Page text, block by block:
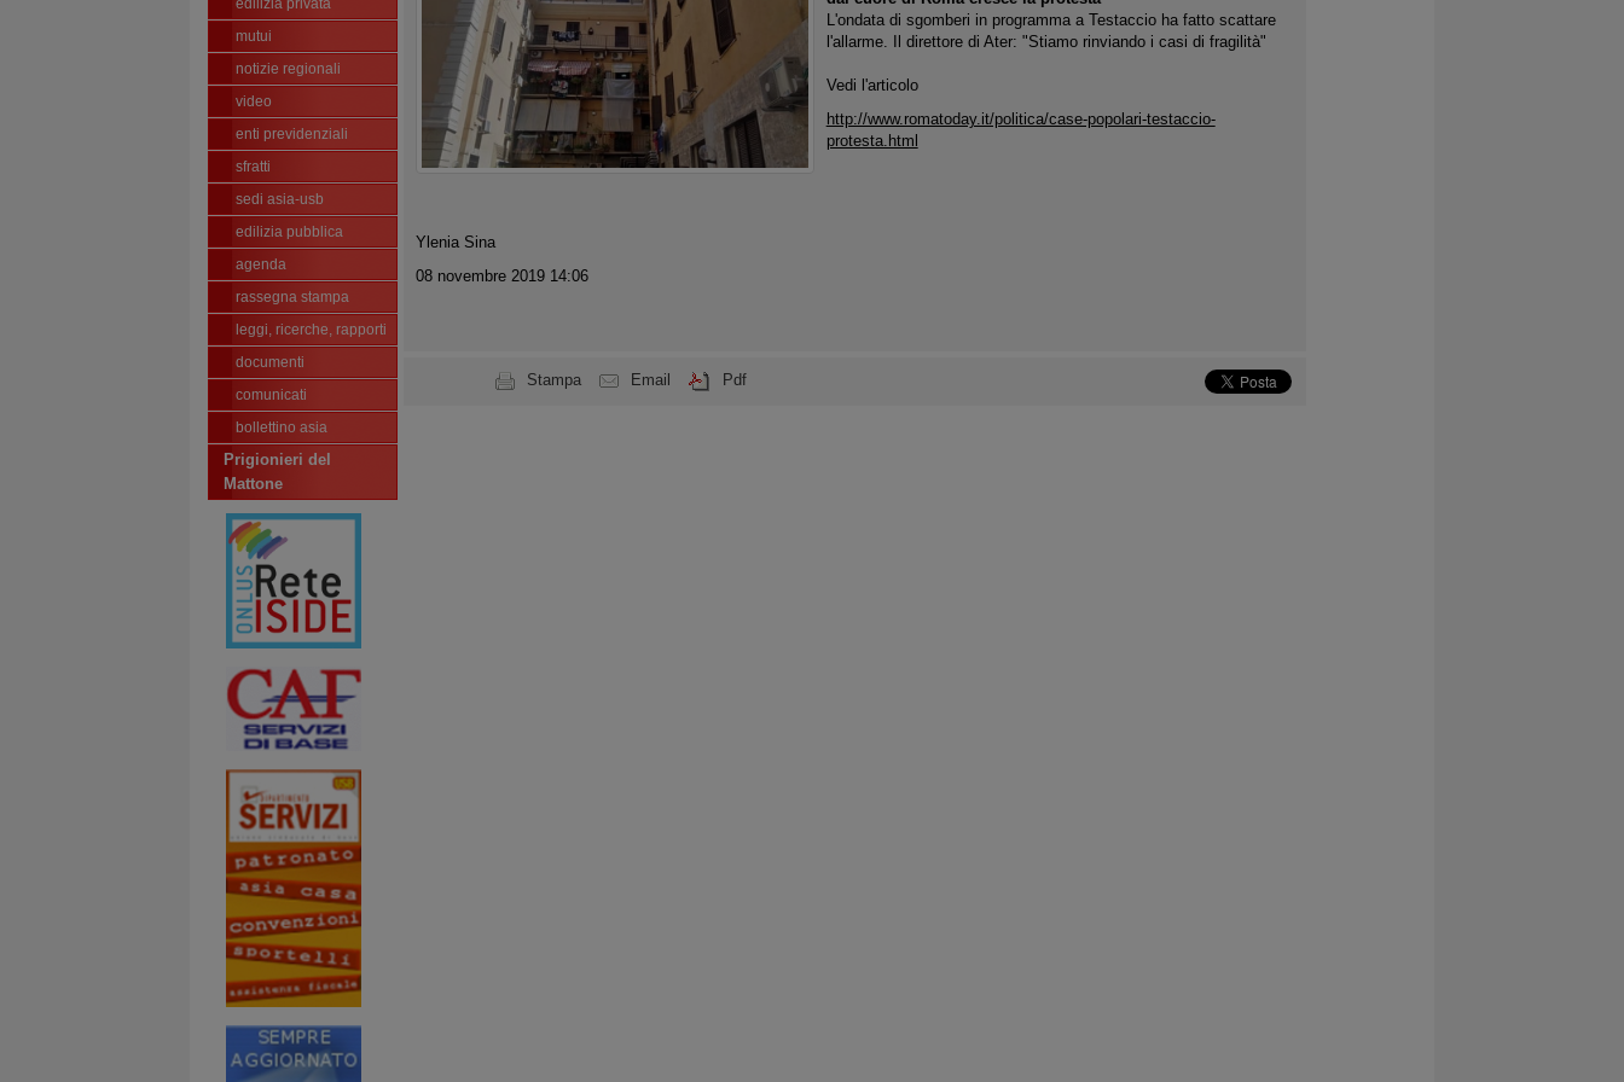
edilizia privata
mutui
notizie regionali
video
enti previdenziali
sfratti
sedi asia-usb
edilizia pubblica
agenda
rassegna stampa
leggi, ricerche, rapporti
documenti
comunicati
bollettino asia
Prigionieri del
Mattone
L'ondata di sgomberi in programma a Testaccio ha fatto scattare
l'allarme. Il direttore di Ater: "Stiamo rinviando i casi di fragilità"
Vedi l'articolo
http://www.romatoday.it/politica/case-popolari-testaccio-
protesta.html
Ylenia Sina
08 novembre 2019 14:06
Stampa Email Pdf